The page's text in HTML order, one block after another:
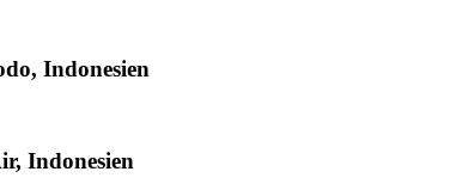
Indonesien
Indonesien